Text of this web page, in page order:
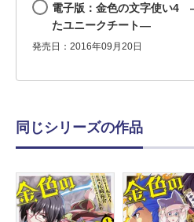
電子版：金色の文字使い4
たユニークチート―
発売日：2016年09月20日
同じシリーズの作品